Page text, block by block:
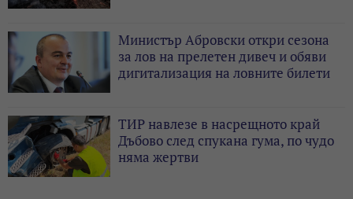
Министър Абровски откри сезона
за лов на прелетен дивеч и обяви
дигитализация на ловните билети
ТИР навлезе в насрещното край
Дъбово след спукана гума, по чудо
няма жертви